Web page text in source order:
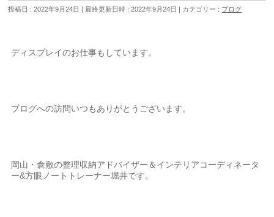
投稿日 : 2022年9月24日 最終更新日時 : 2022年9月24日 カテゴリー : ブログ
ディスプレイのお仕事もしています。
ブログへの訪問いつもありがとうございます。
岡山・倉敷の整理収納アドバイザー＆インテリアコーディネータ
ー&方眼ノートトレーナー堀井です。